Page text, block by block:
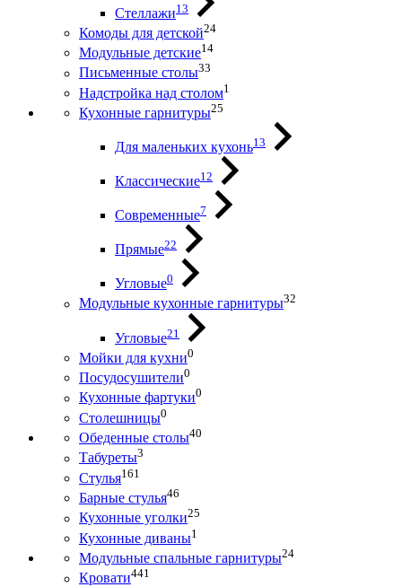
Стеллажи13
Комоды для детской24
Модульные детские14
Письменные столы33
Надстройка над столом1
Кухонные гарнитуры25
Для маленьких кухонь13
Классические12
Современные7
Прямые22
Угловые0
Модульные кухонные гарнитуры32
Угловые21
Мойки для кухни0
Посудосушители0
Кухонные фартуки0
Столешницы0
Обеденные столы40
Табуреты3
Стулья161
Барные стулья46
Кухонные уголки25
Кухонные диваны1
Модульные спальные гарнитуры24
Кровати441